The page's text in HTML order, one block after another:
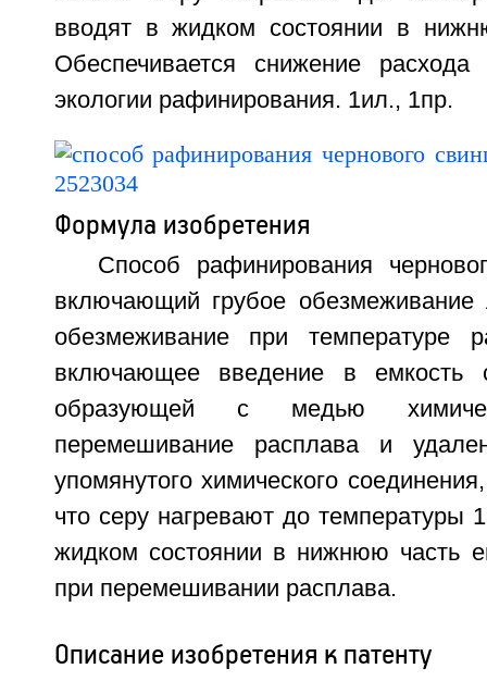
вводят в жидком состоянии в
Обеспечивается снижение
экологии рафинирования. 1ил., 1пр.
Формула изобретения
Способ рафинирования
включающий грубое обезмеживание
обезмеживание при температуре
включающее введение в емкость
образующей с медью
перемешивание расплава и
упомянутого химического
что серу нагревают до температуры
жидком состоянии в нижнюю часть
при перемешивании расплава.
Описание изобретения к патенту